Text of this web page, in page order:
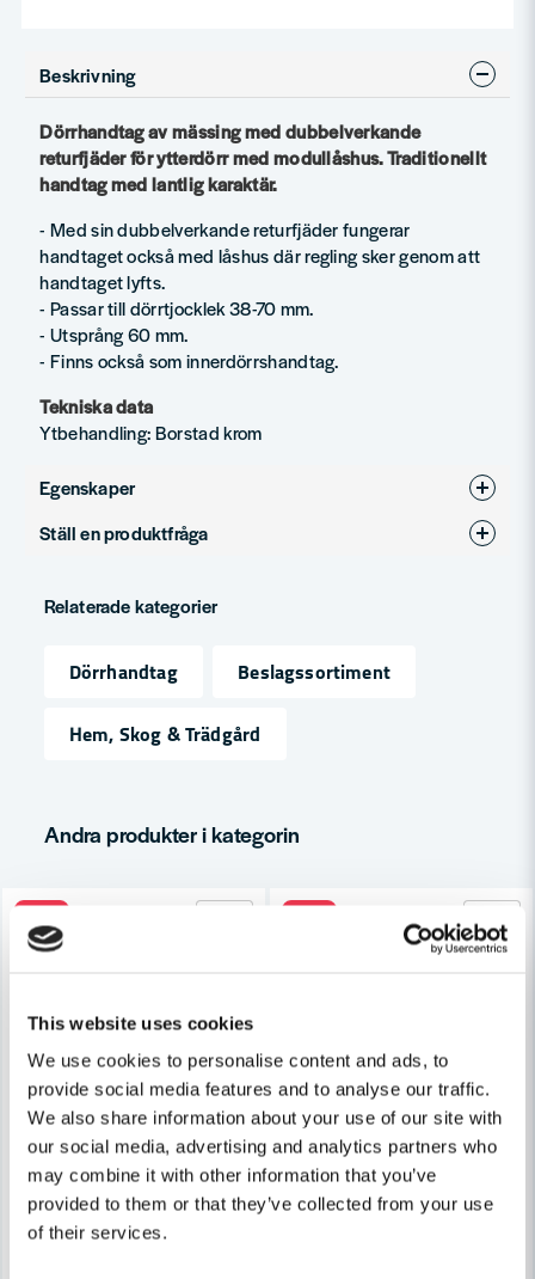
This website uses cookies
We use cookies to personalise content and ads, to
provide social media features and to analyse our traffic.
We also share information about your use of our site with
our social media, advertising and analytics partners who
may combine it with other information that you’ve
provided to them or that they’ve collected from your use
of their services.
Beskrivning
Dörrhandtag av mässing med dubbelverkande
returfjäder för ytterdörr med modullåshus. Traditionellt
handtag med lantlig karaktär.
- Med sin dubbelverkande returfjäder fungerar
handtaget också med låshus där regling sker genom att
handtaget lyfts.
- Passar till dörrtjocklek 38-70 mm.
- Utsprång 60 mm.
- Finns också som innerdörrshandtag.
Tekniska data
Ytbehandling: Borstad krom
Egenskaper
Ytbehandling
Ställ en produktfråga
Fråga oss något om denna produkten...
Namn
Skicka fråga
Relaterade kategorier
Dörrhandtag
Beslagssortiment
Hem, Skog & Trädgård
Andra produkter i kategorin
Habo Dörrhandtag Boston RFR SB
-16%
HABO
Habo Dörrhandtag Chicago
-16%